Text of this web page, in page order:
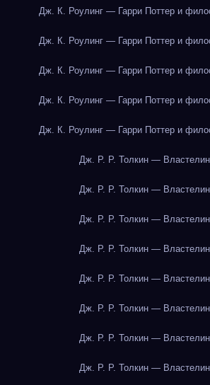
Дж. К. Роулинг — Гарри Поттер и
Дж. К. Роулинг — Гарри Поттер и
Дж. К. Роулинг — Гарри Поттер и
Дж. К. Роулинг — Гарри Поттер и
Дж. К. Роулинг — Гарри Поттер и
Дж. Р. Р. Толкин —
Дж. Р. Р. Толкин —
Дж. Р. Р. Толкин —
Дж. Р. Р. Толкин —
Дж. Р. Р. Толкин —
Дж. Р. Р. Толкин —
Дж. Р. Р. Толкин —
Дж. Р. Р. Толкин —